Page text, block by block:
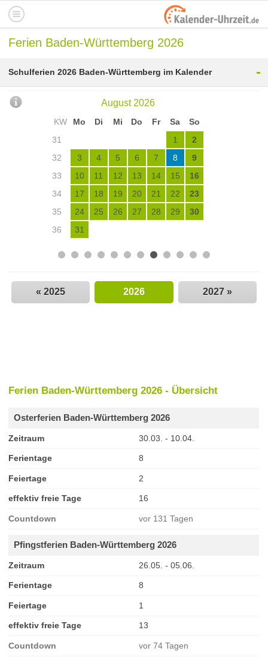
Ferien Baden-Württemberg 2026
Schulferien 2026 Baden-Württemberg im Kalender -
August 2026
KW Mo Di Mi Do Fr Sa
So
31
1
2
32
3 4 5 6 7 8
9
33
10 11 12 13 14 15
16
34
17 18 19 20 21 22
23
35
24 25 26 27 28 29
30
36
31
« 2025 2026 2027 »
Ferien Baden-Württemberg 2026 - Übersicht
Osterferien Baden-Württemberg 2026
Zeitraum 30.03. - 10.04.
Ferientage 8
Feiertage 2
effektiv freie Tage 16
Countdown vor 131 Tagen
Pfingstferien Baden-Württemberg 2026
Zeitraum 26.05. - 05.06.
Ferientage 8
Feiertage 1
effektiv freie Tage 13
Countdown vor 74 Tagen